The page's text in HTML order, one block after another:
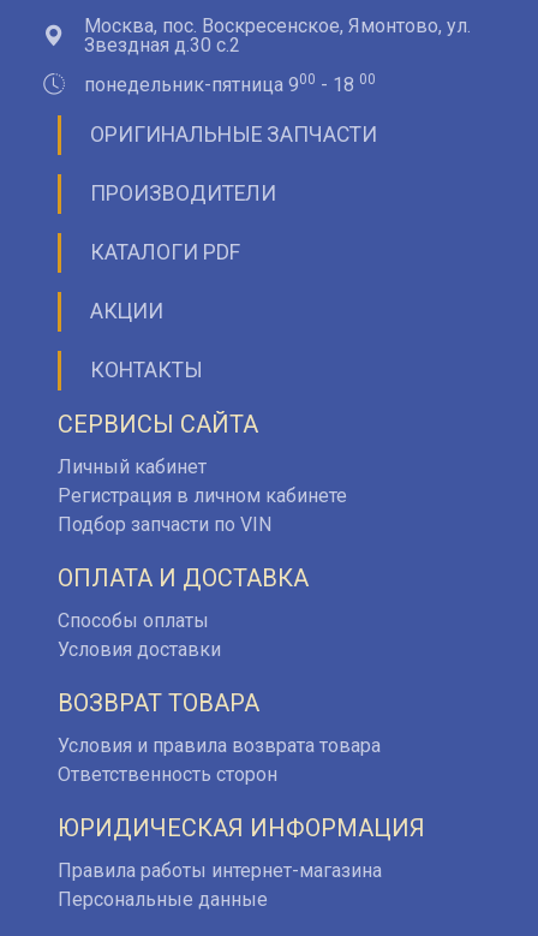
Москва, пос. Воскресенское, Ямонтово, ул.
Звездная д.30 с.2
понедельник-пятница 900 - 18 00
ОРИГИНАЛЬНЫЕ ЗАПЧАСТИ
ПРОИЗВОДИТЕЛИ
КАТАЛОГИ PDF
АКЦИИ
КОНТАКТЫ
СЕРВИСЫ САЙТА
Личный кабинет
Регистрация в личном кабинете
Подбор запчасти по VIN
ОПЛАТА И ДОСТАВКА
Способы оплаты
Условия доставки
ВОЗВРАТ ТОВАРА
Условия и правила возврата товара
Ответственность сторон
ЮРИДИЧЕСКАЯ ИНФОРМАЦИЯ
Правила работы интернет-магазина
Персональные данные